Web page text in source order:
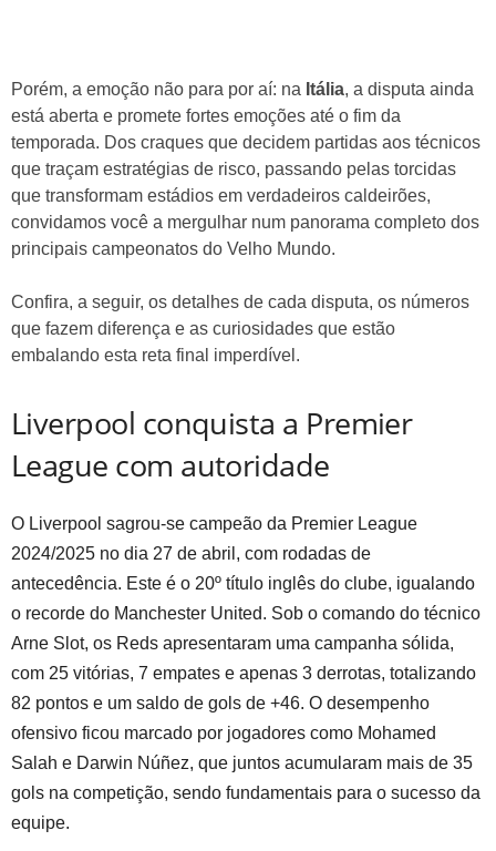
Porém, a emoção não para por aí: na Itália, a disputa ainda
está aberta e promete fortes emoções até o fim da
temporada. Dos craques que decidem partidas aos técnicos
que traçam estratégias de risco, passando pelas torcidas
que transformam estádios em verdadeiros caldeirões,
convidamos você a mergulhar num panorama completo dos
principais campeonatos do Velho Mundo.
Confira, a seguir, os detalhes de cada disputa, os números
que fazem diferença e as curiosidades que estão
embalando esta reta final imperdível.
Liverpool conquista a Premier
League com autoridade
O Liverpool sagrou-se campeão da Premier League
2024/2025 no dia 27 de abril, com rodadas de
antecedência. Este é o 20º título inglês do clube, igualando
o recorde do Manchester United. Sob o comando do técnico
Arne Slot, os Reds apresentaram uma campanha sólida,
com 25 vitórias, 7 empates e apenas 3 derrotas, totalizando
82 pontos e um saldo de gols de +46. O desempenho
ofensivo ficou marcado por jogadores como Mohamed
Salah e Darwin Núñez, que juntos acumularam mais de 35
gols na competição, sendo fundamentais para o sucesso da
equipe.